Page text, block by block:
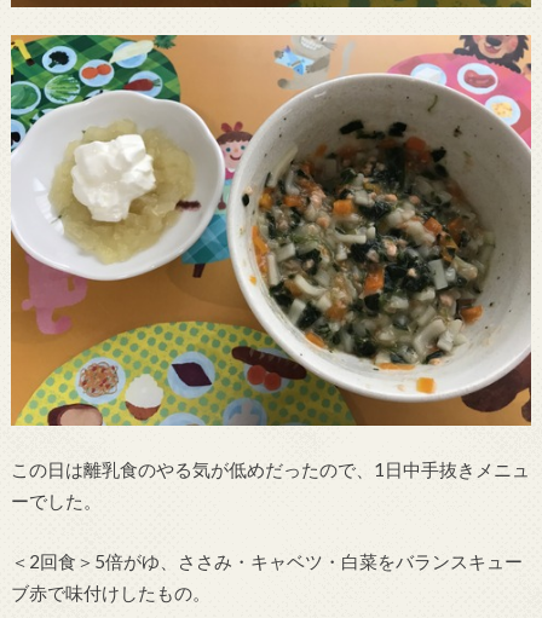
この日は離乳食のやる気が低めだったので、1日中手抜きメニュ
ーでした。
＜2回食＞5倍がゆ、ささみ・キャベツ・白菜をバランスキュー
ブ赤で味付けしたもの。